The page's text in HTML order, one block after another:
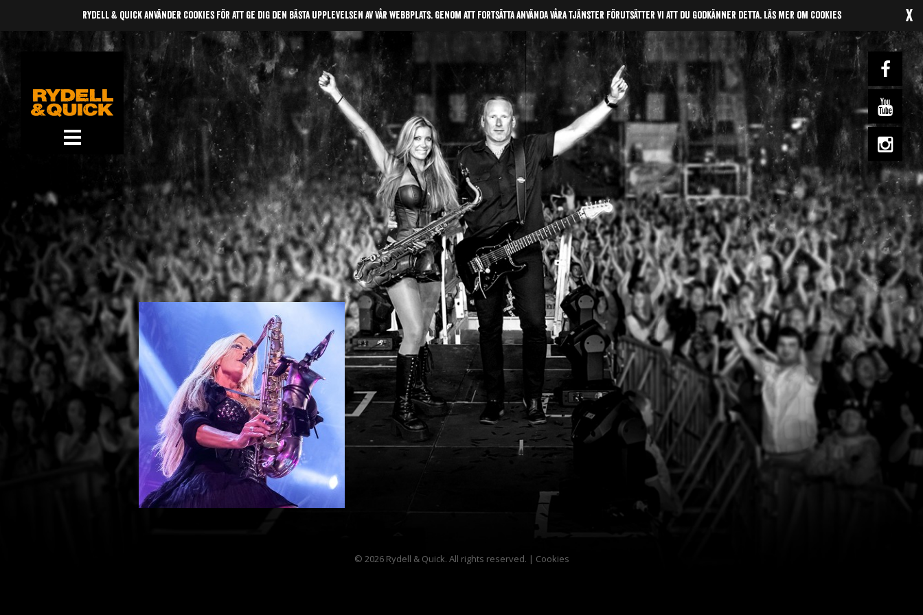
Om oss
Music
Gigs
Gallery
Videos
Press
Teknik
Contact
© 2026 Rydell & Quick. All rights reserved. | Cookies
rydell & quick använder cookies för att ge dig den bästa upplevelsen av vår webbplats. Genom att fortsätta använda våra tjänster förutsätter vi att du godkänner detta. Läs mer om cookies x